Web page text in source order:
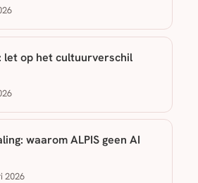
let op het cultuurverschil
waarom ALPIS geen AI
2026